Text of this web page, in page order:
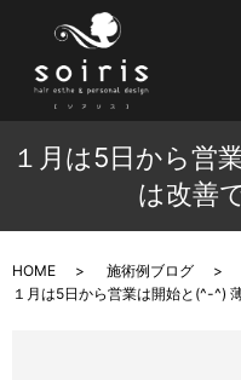
１月は5日から営
は改善
HOME
施術例ブログ
１月は5日から営業は開始と(^-^)